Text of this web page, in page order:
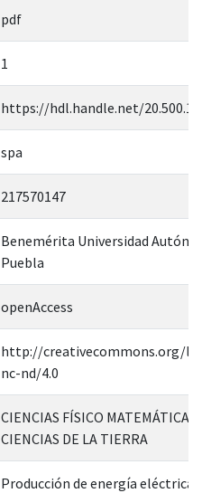
pdf
1
https://hdl.handle.net/
spa
217570147
Benemérita Universidad
Puebla
openAccess
http://creativecommons.org/
nc-nd/4.0
CIENCIAS FÍSICO MATEMÁTICAS
CIENCIAS DE LA TIERRA
Producción de energía eléctrica